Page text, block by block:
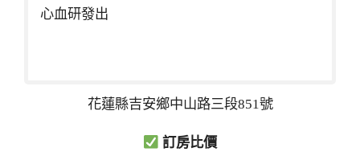
心血研發出
花蓮縣吉安鄉中山路三段851號
訂房比價